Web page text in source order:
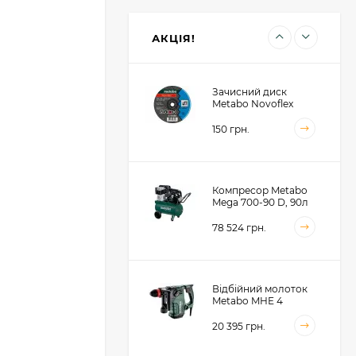
АКЦІЯ!
Зачисний диск
Metabo Novoflex
(616468000)
150 грн.
Компресор Metabo
Mega 700-90 D, 90л
78 524 грн.
Відбійний молоток
Metabo MHE 4
20 395 грн.